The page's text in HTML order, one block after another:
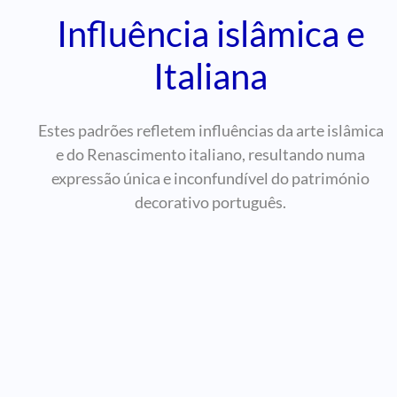
Influência islâmica e
Italiana
Estes padrões refletem influências da arte islâmica
e do Renascimento italiano, resultando numa
expressão única e inconfundível do património
decorativo português.